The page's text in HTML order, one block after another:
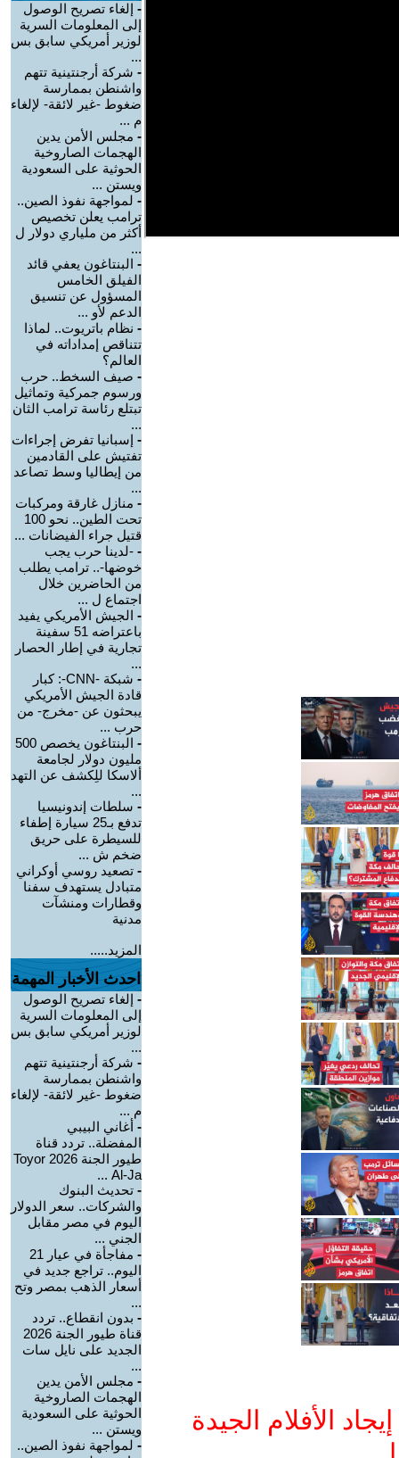
الأفلام الجيدة
- إلغاء تصريح الوصول
إلى المعلومات السرية
لوزير أمريكي سابق بس
...
- شركة أرجنتينية تتهم
واشنطن بممارسة
ضغوط -غير لائقة- لإلغاء
م ...
- مجلس الأمن يدين
الهجمات الصاروخية
الحوثية على السعودية
ويستن ...
- لمواجهة نفوذ الصين..
ترامب يعلن تخصيص
أكثر من ملياري دولار ل
...
- البنتاغون يعفي قائد
الفيلق الخامس
المسؤول عن تنسيق
الدعم لأو ...
- نظام باتريوت.. لماذا
تتناقص إمداداته في
العالم؟
- صيف السخط.. حرب
ورسوم جمركية وتماثيل
تبتلع رئاسة ترامب الثان
...
- إسبانيا تفرض إجراءات
تفتيش على القادمين
من إيطاليا وسط تصاعد
...
- منازل غارقة ومركبات
تحت الطين.. نحو 100
قتيل جراء الفيضانات ...
- -لدينا حرب يجب
خوضها-.. ترامب يطلب
من الحاضرين خلال
اجتماع ل ...
- الجيش الأمريكي يفيد
باعتراضه 51 سفينة
تجارية في إطار الحصار
...
-
شبكة -CNN-: كبار
قادة الجيش الأمريكي
يبحثون عن -مخرج- من
حرب ...
-
البنتاغون يخصص 500
مليون دولار لجامعة
ألاسكا للِكشف عن التهد
...
- سلطات إندونيسيا
تدفع بـ25 سيارة إطفاء
للسيطرة على حريق
ضخم ش ...
- تصعيد روسي أوكراني
متبادل يستهدف سفنا
وقطارات ومنشآت
مدنية
المزيد.....
احدث الأخبار المهمة
- إلغاء تصريح الوصول
إلى المعلومات السرية
لوزير أمريكي سابق بس
...
- شركة أرجنتينية تتهم
واشنطن بممارسة
ضغوط -غير لائقة- لإلغاء
م ...
- أغاني البيبي
المفضلة.. تردد قناة
طيور الجنة 2026 Toyor
Al-Ja ...
- تحديث البنوك
والشركات.. سعر الدولار
اليوم في مصر مقابل
الجني ...
-
مفاجأة في عيار 21
اليوم.. تراجع جديد في
أسعار الذهب بمصر وتح
...
- بدون انقطاع.. تردد
قناة طيور الجنة 2026
الجديد على نايل سات
...
- مجلس الأمن يدين
الهجمات الصاروخية
الحوثية على السعودية
ويستن ...
- لمواجهة نفوذ الصين..